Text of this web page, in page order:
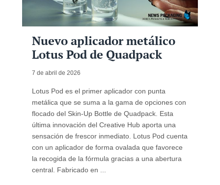
Nuevo aplicador metálico
Lotus Pod de Quadpack
7 de abril de 2026
Lotus Pod es el primer aplicador con punta
metálica que se suma a la gama de opciones con
flocado del Skin-Up Bottle de Quadpack. Esta
última innovación del Creative Hub aporta una
sensación de frescor inmediato. Lotus Pod cuenta
con un aplicador de forma ovalada que favorece
la recogida de la fórmula gracias a una abertura
central. Fabricado en ...